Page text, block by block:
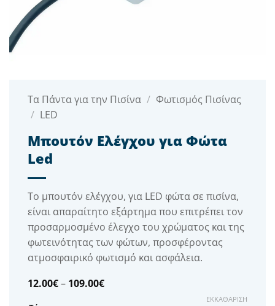
Τα Πάντα για την Πισίνα / Φωτισμός Πισίνας
/ LED
Μπουτόν Ελέγχου για Φώτα
Led
Το μπουτόν ελέγχου, για LED φώτα σε πισίνα,
είναι απαραίτητο εξάρτημα που επιτρέπει τον
προσαρμοσμένο έλεγχο του χρώματος και της
φωτεινότητας των φώτων, προσφέροντας
ατμοσφαιρικό φωτισμό και ασφάλεια.
12.00€– 109.00€Price
ΕΚΚΑΘΆΡΙΣΗ